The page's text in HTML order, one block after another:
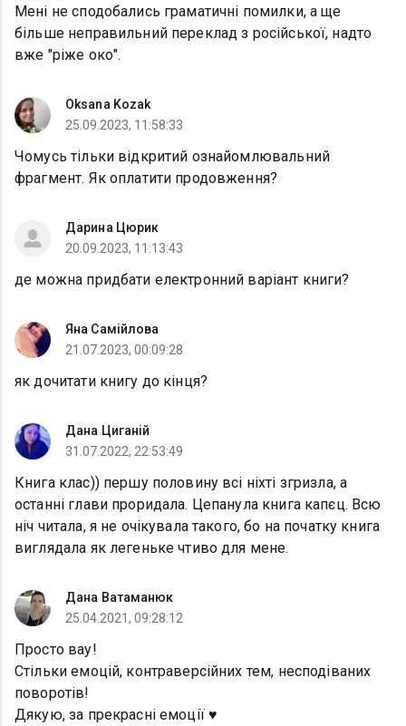
Мені не сподобались граматичні помилки, а ще
більше неправильний переклад з російської, надто
вже "ріже око".
Oksana Kozak
25.09.2023, 11:58:33
Чомусь тільки відкритий ознайомлювальний
фрагмент. Як оплатити продовження?
Дарина Цюрик
20.09.2023, 11:13:43
де можна придбати електронний варіант книги?
Яна Самійлова
21.07.2023, 00:09:28
як дочитати книгу до кінця?
Дана Циганій
31.07.2022, 22:53:49
Книга клас)) першу половину всі ніхті згризла, а
останні глави проридала. Цепанула книга капєц. Всю
ніч читала, я не очікувала такого, бо на початку книга
виглядала як легеньке чтиво для мене.
Дана Ватаманюк
25.04.2021, 09:28:12
Просто вау!
Стільки емоцій, контраверсійних тем, несподіваних
поворотів!
Дякую, за прекрасні емоції ♥️